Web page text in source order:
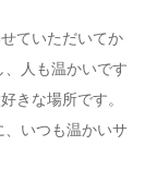
ていただいてか
人も温かいです
きな場所です。
いつも温かいサ